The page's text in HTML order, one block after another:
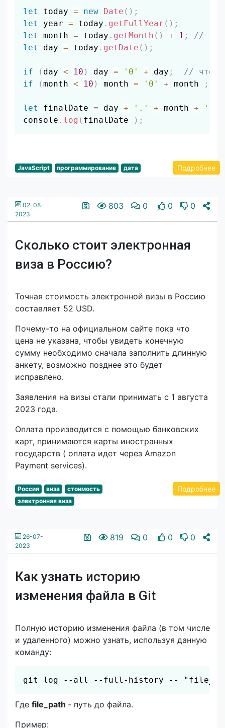
let today = new Date ( ) ;
let
year = today . getFullYear ( ) ;
let
month = today . getMonth ( ) + 1 ;
//  +
let
day = today . getDate ( ) ;
if ( day < 10 ) day = '0' + day ;
// чтобы
if
(month < 10 ) month = '0' + month ;
let finalDate = day + '.' + month + '.'
console . log ( finalDate ) ;
JavaScript программирование дата Подробнее
02-08-
2023
803 0 0 0
Сколько стоит электронная
виза в Россию?
Точная стоимость электронной визы в Россию
составляет 52 USD.
Почему-то на официальном сайте пока что
цена не указана, чтобы увидеть конечную
сумму необходимо сначала заполнить длинную
анкету, возможно позднее это будет
исправлено.
Заявления на визы стали принимать с 1 августа
2023 года.
Оплата производится с помощью банковских
карт, принимаются карты иностранных
государств ( оплата идет через Amazon
Payment services).
Россия виза
стоимость
электронная виза
Подробнее
26-07-
2023
819 0 0 0
Как узнать историю
изменения файла в Git
Полную историю изменения файла (в том числе
и удаленного) можно узнать, используя данную
команду:
git log --all --full-history --Скопировать
Где file_path - путь до файла.
Пример: